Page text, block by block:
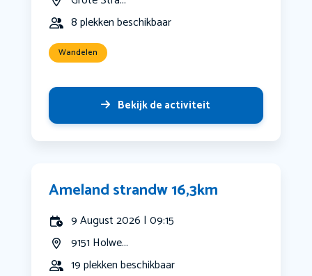
8 plekken beschikbaar
Wandelen
Bekijk de activiteit
Ameland strandw 16,3km
9 August 2026 | 09:15
9151 Holwe...
19 plekken beschikbaar